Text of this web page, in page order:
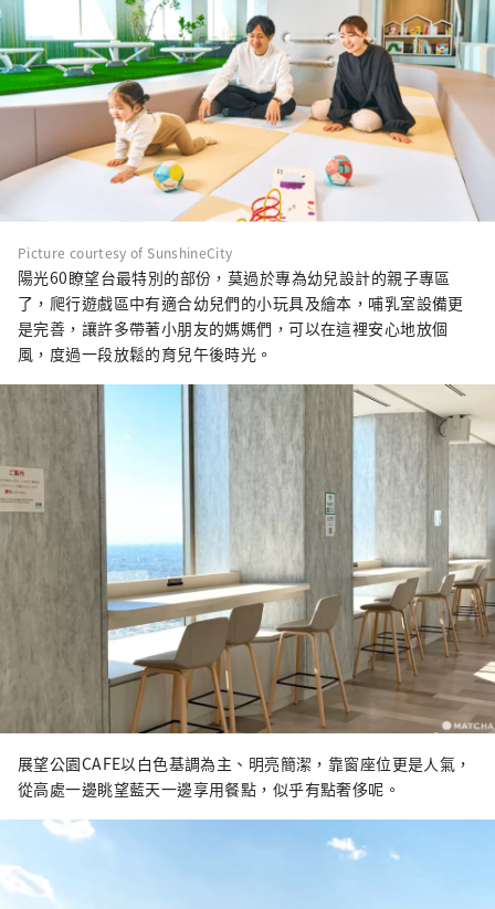
Picture courtesy of SunshineCity
陽光60瞭望台最特別的部份，莫過於專為幼兒設計的親子專區
了，爬行遊戲區中有適合幼兒們的小玩具及繪本，哺乳室設備更
是完善，讓許多帶著小朋友的媽媽們，可以在這裡安心地放個
風，度過一段放鬆的育兒午後時光。
展望公園CAFE以白色基調為主、明亮簡潔，靠窗座位更是人氣，
從高處一邊眺望藍天一邊享用餐點，似乎有點奢侈呢。